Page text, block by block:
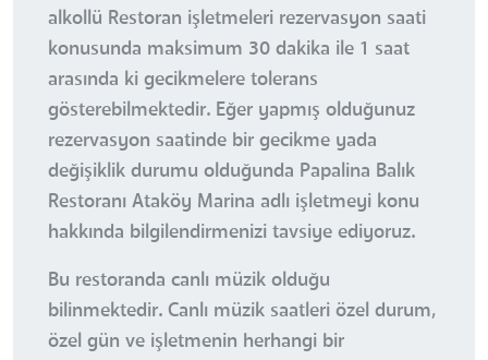
alkollü Restoran işletmeleri rezervasyon saati
konusunda maksimum 30 dakika ile 1 saat
arasında ki gecikmelere tolerans
gösterebilmektedir. Eğer yapmış olduğunuz
rezervasyon saatinde bir gecikme yada
değişiklik durumu olduğunda Papalina Balık
Restoranı Ataköy Marina adlı işletmeyi konu
hakkında bilgilendirmenizi tavsiye ediyoruz.
Bu restoranda canlı müzik olduğu
bilinmektedir. Canlı müzik saatleri özel durum,
özel gün ve işletmenin herhangi bir